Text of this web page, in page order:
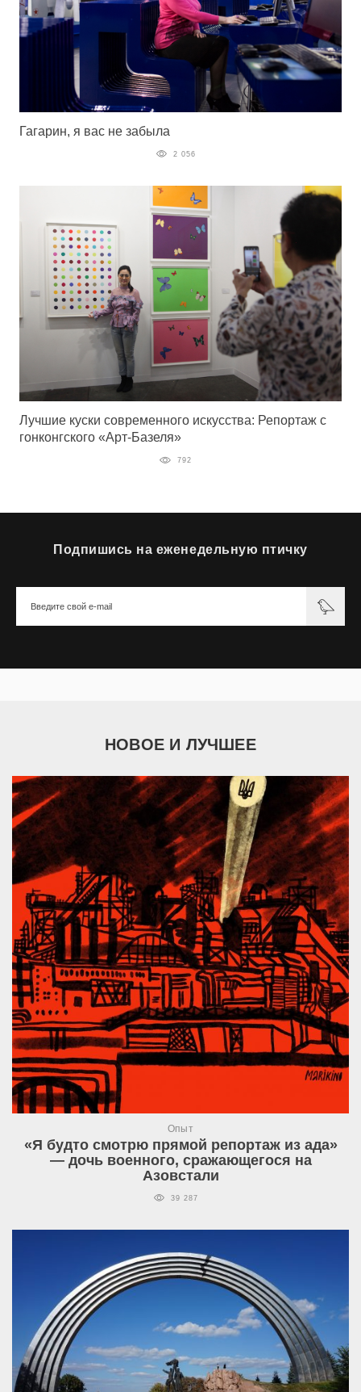
Гагарин, я вас не забыла
2 056
Лучшие куски современного искусства: Репортаж с
гонконгского «Арт-Базеля»
792
Подпишись на еженедельную птичку
НОВОЕ И ЛУЧШЕЕ
Опыт
«Я будто смотрю прямой репортаж из ада»
— дочь военного, сражающегося на
Азовстали
39 287